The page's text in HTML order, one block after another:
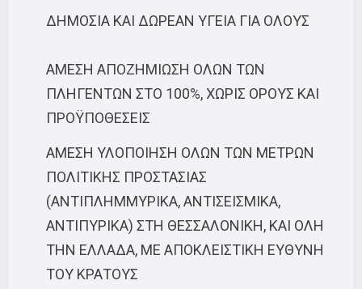
ΔΗΜΟΣΙΑ ΚΑΙ ΔΩΡΕΑΝ ΥΓΕΙΑ ΓΙΑ ΟΛΟΥΣ
ΑΜΕΣΗ ΑΠΟΖΗΜΙΩΣΗ ΟΛΩΝ ΤΩΝ
ΠΛΗΓΕΝΤΩΝ ΣΤΟ 100%, ΧΩΡΙΣ ΟΡΟΥΣ ΚΑΙ
ΠΡΟΫΠΟΘΕΣΕΙΣ
ΑΜΕΣΗ ΥΛΟΠΟΙΗΣΗ ΟΛΩΝ ΤΩΝ ΜΕΤΡΩΝ
ΠΟΛΙΤΙΚΗΣ ΠΡΟΣΤΑΣΙΑΣ
(ΑΝΤΙΠΛΗΜΜΥΡΙΚΑ, ΑΝΤΙΣΕΙΣΜΙΚΑ,
ΑΝΤΙΠΥΡΙΚΑ) ΣΤΗ ΘΕΣΣΑΛΟΝΙΚΗ, ΚΑΙ ΟΛΗ
ΤΗΝ ΕΛΛΑΔΑ, ΜΕ ΑΠΟΚΛΕΙΣΤΙΚΗ ΕΥΘΥΝΗ
ΤΟΥ ΚΡΑΤΟΥΣ